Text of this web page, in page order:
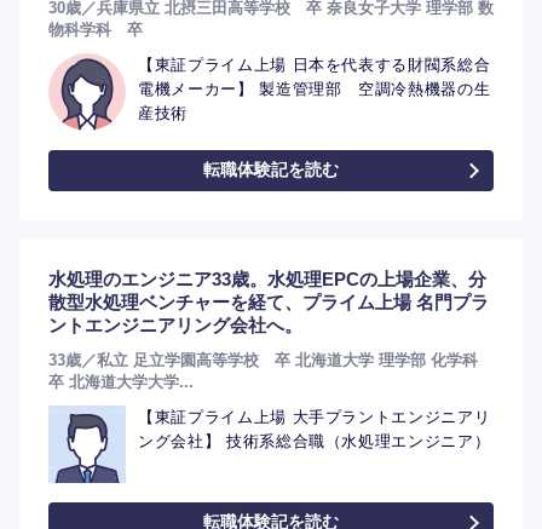
30歳／兵庫県立 北摂三田高等学校 卒 奈良女子大学 理学部 数
物科学科 卒
【東証プライム上場 日本を代表する財閥系総合
電機メーカー】 製造管理部 空調冷熱機器の生
産技術
転職体験記を読む
水処理のエンジニア33歳。水処理EPCの上場企業、分
散型水処理ベンチャーを経て、プライム上場 名門プラ
ントエンジニアリング会社へ。
33歳／私立 足立学園高等学校 卒 北海道大学 理学部 化学科
卒 北海道大学大学...
【東証プライム上場 大手プラントエンジニアリ
ング会社】 技術系総合職（水処理エンジニア）
転職体験記を読む